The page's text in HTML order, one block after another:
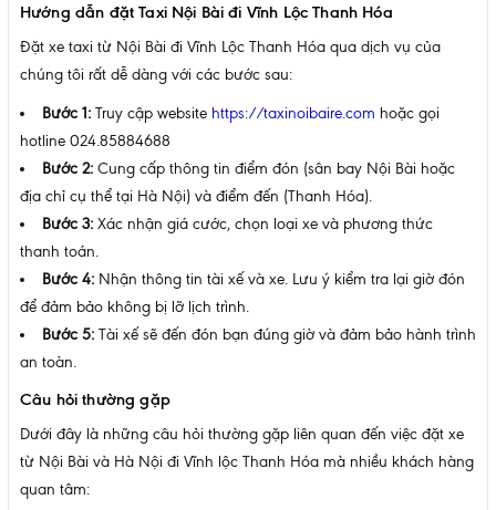
Hướng dẫn đặt Taxi Nội Bài đi Vĩnh Lộc Thanh Hóa
Đặt xe taxi từ Nội Bài đi Vĩnh Lộc Thanh Hóa qua dịch vụ của
chúng tôi rất dễ dàng với các bước sau:
Bước 1: Truy cập website https://taxinoibaire.com hoặc gọi
hotline 024.85884688
Bước 2: Cung cấp thông tin điểm đón (sân bay Nội Bài hoặc
địa chỉ cụ thể tại Hà Nội) và điểm đến (Thanh Hóa).
Bước 3: Xác nhận giá cước, chọn loại xe và phương thức
thanh toán.
Bước 4: Nhận thông tin tài xế và xe. Lưu ý kiểm tra lại giờ đón
để đảm bảo không bị lỡ lịch trình.
Bước 5: Tài xế sẽ đến đón bạn đúng giờ và đảm bảo hành trình
an toàn.
Câu hỏi thường gặp
Dưới đây là những câu hỏi thường gặp liên quan đến việc đặt xe
từ Nội Bài và Hà Nội đi Vĩnh lộc Thanh Hóa mà nhiều khách hàng
quan tâm: